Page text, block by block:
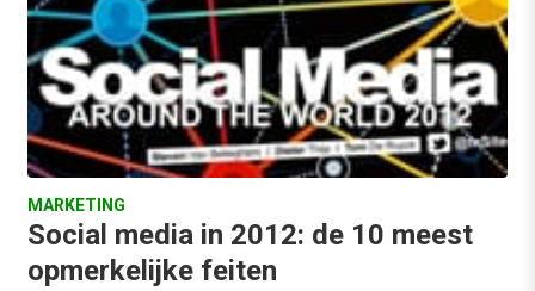
MARKETING
Social media in 2012: de 10 meest
opmerkelijke feiten